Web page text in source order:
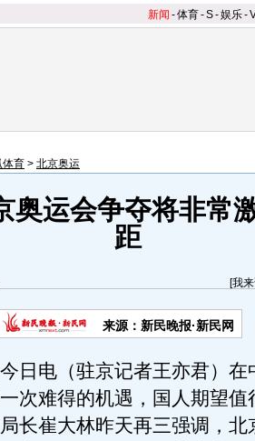
新闻 -体育-S-娱乐-
体育 > 北京奥运
奥运会争夺将非常
距
[我
来源：新民晚报·新民网
电（驻京记者王亦君）在
次难得的机遇，国人期望值
长崔大林昨天再三强调，北